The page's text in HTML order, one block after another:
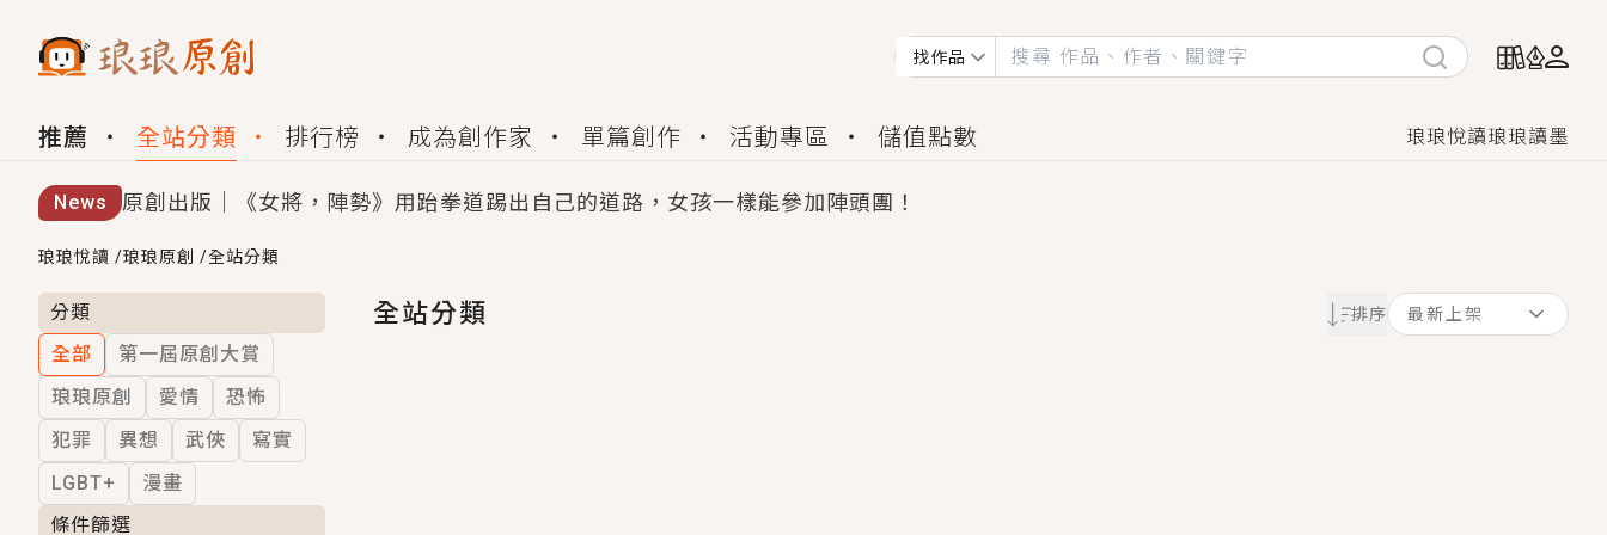
找作品
推薦 全站分類 排行榜 成為創作家 單篇創作 活動專區 儲值點數 琅琅悅讀琅琅讀墨
News 原創出版｜《女將，陣勢》用跆拳道踢出自己的道路，女孩一樣能參加陣頭團！
創,作家招募｜華文小說創作首選！有機會獲得豐富廣宣資源、專屬服務與獨享福利！
小編心動書單｜《離婚你提的，二婚嫁大佬，你哭什麼？》追妻火葬場！前夫失憶移情別戀，她頭也不回找新歡，他居然還後悔了？
GL｜《夏日與檸檬與重疊世界》炎熱的夏日、檸檬的香氣、互相愛慕的兩位少女，今夏最推純愛GL漫畫！
BL｜《費洛蒙中毒》救命！特殊費洛蒙體質世界觀，無法抗拒的吸引力，已中毒Σ>―(〃°ω°〃)♡→
OMG你嚇到我了｜《陰陽鬼店》上班族買了房子模型，但現實中買下的竟是屬於他的停屍櫃？！
言情｜《國語推行員》每個人心中都有一個連自己也無法改變的永恆， 他的一生將不由自主追逐著她……
琅琅悅讀 /琅琅原創 /全站分類
分類
全部
第一屆原創大賞
琅琅原創
愛情
恐怖
犯罪
異想 武俠
寫實
LGBT+
漫畫
條件篩選
全站分類 排序 最新上架